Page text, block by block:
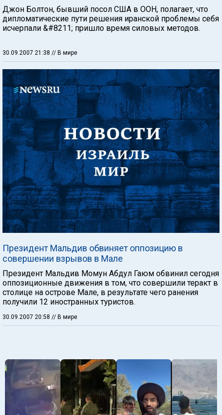
Джон Болтон, бывший посол США в ООН, полагает, что
дипломатические пути решения иранской проблемы себя
исчерпали &#8211; пришло время силовых методов.
30.09.2007 21:38 // В мире
Президент Мальдив обвиняет оппозицию в
совершении взрывов в Мале
Президент Мальдив Момун Абдул Гаюм обвинил сегодня
оппозиционные движения в том, что совершили теракт в
столице на острове Мале, в результате чего ранения
получили 12 иностранных туристов.
30.09.2007 20:58 // В мире